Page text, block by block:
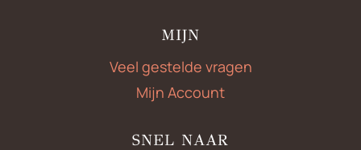
MIJN
Veel gestelde vragen
Mijn Account
SNEL NAAR